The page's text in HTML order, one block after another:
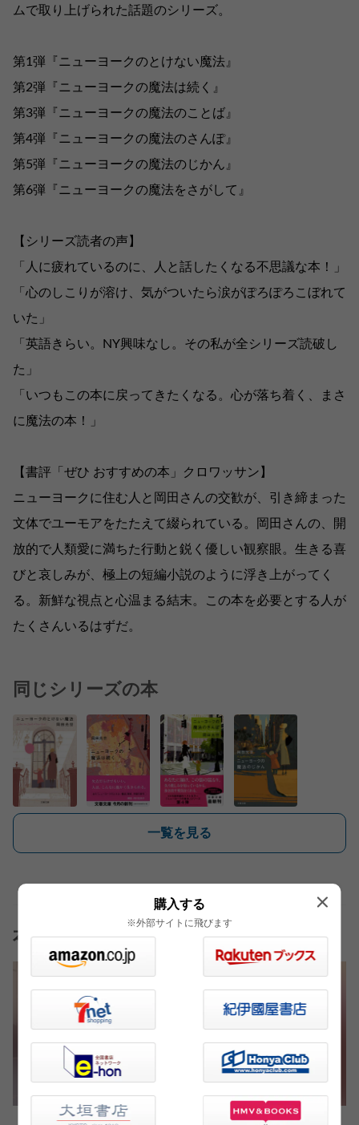
ムで取り上げられた話題のシリーズ。
第1弾『ニューヨークのとけない魔法』
第2弾『ニューヨークの魔法は続く』
第3弾『ニューヨークの魔法のことば』
第4弾『ニューヨークの魔法のさんぽ』
第5弾『ニューヨークの魔法のじかん』
第6弾『ニューヨークの魔法をさがして』
【シリーズ読者の声】
「人に疲れているのに、人と話したくなる不思議な本！」
「心のしこりが溶け、気がついたら涙がぽろぽろこぼれて
いた」
「英語きらい。NY興味なし。その私が全シリーズ読破し
た」
「いつもこの本に戻ってきたくなる。心が落ち着く、まさ
に魔法の本！」
【書評「ぜひ おすすめの本」クロワッサン】
ニューヨークに住む人と岡田さんの交歓が、引き締まった
文体でユーモアをたたえて綴られている。岡田さんの、開
放的で人類愛に満ちた行動と鋭く優しい観察眼。生きる喜
びと哀しみが、極上の短編小説のように浮き上がってく
る。新鮮な視点と心温まる結末。この本を必要とする人が
たくさんいるはずだ。
同じシリーズの本
一覧を見る
本の話おすすめ記事
購入する
※外部サイトに飛びます